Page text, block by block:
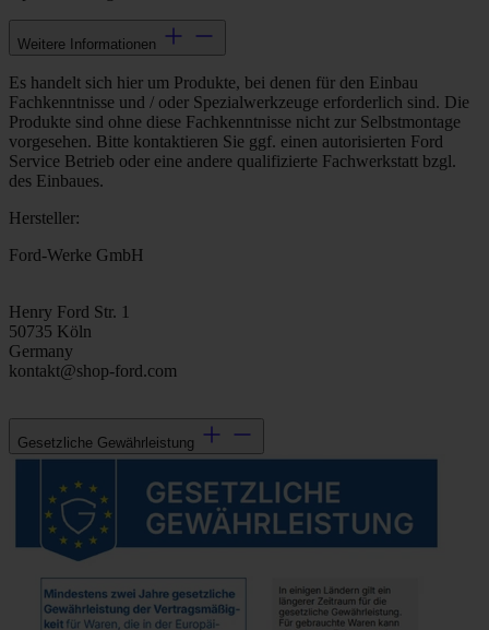
Weitere Informationen
Es handelt sich hier um Produkte, bei denen für den Einbau
Fachkenntnisse und / oder Spezialwerkzeuge erforderlich sind. Die
Produkte sind ohne diese Fachkenntnisse nicht zur Selbstmontage
vorgesehen. Bitte kontaktieren Sie ggf. einen autorisierten Ford
Service Betrieb oder eine andere qualifizierte Fachwerkstatt bzgl.
des Einbaues.
Hersteller:
Ford-Werke GmbH
Henry Ford Str. 1
50735 Köln
Germany
kontakt@shop-ford.com
Gesetzliche Gewährleistung